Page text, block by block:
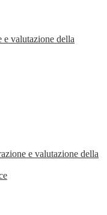
e valutazione della
e valutazione della